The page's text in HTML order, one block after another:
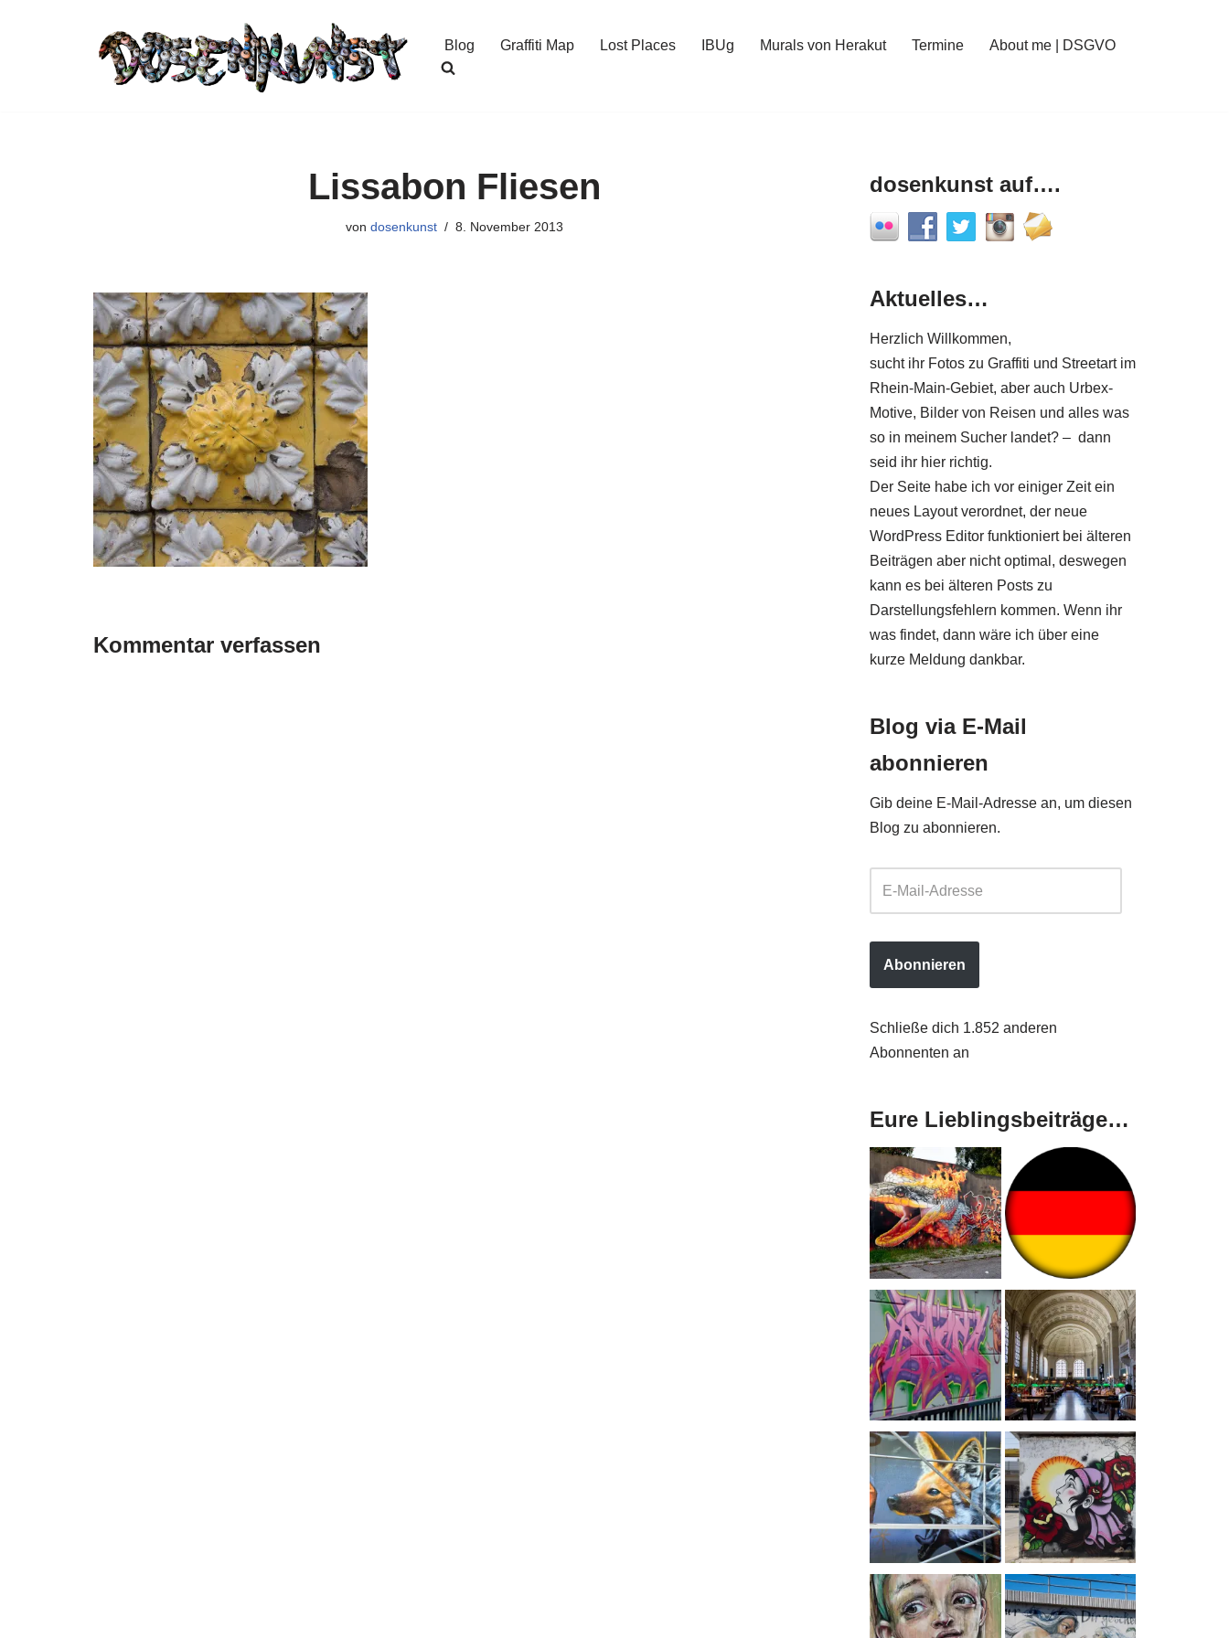
Blog Graffiti Map Lost Places IBUg Murals von Herakut Termine About me | DSGVO
Lissabon Fliesen
von dosenkunst 8. November 2013
Kommentar verfassen
dosenkunst auf….
Aktuelles…
Herzlich Willkommen,
sucht ihr Fotos zu Graffiti und Streetart im
Rhein-Main-Gebiet, aber auch Urbex-
Motive, Bilder von Reisen und alles was
so in meinem Sucher landet? – dann
seid ihr hier richtig.
Der Seite habe ich vor einiger Zeit ein
neues Layout verordnet, der neue
WordPress Editor funktioniert bei älteren
Beiträgen aber nicht optimal, deswegen
kann es bei älteren Posts zu
Darstellungsfehlern kommen. Wenn ihr
was findet, dann wäre ich über eine
kurze Meldung dankbar.
Blog via E-Mail
abonnieren
Gib deine E-Mail-Adresse an, um diesen
Blog zu abonnieren.
Abonnieren
Schließe dich 1.852 anderen
Abonnenten an
Eure Lieblingsbeiträge…